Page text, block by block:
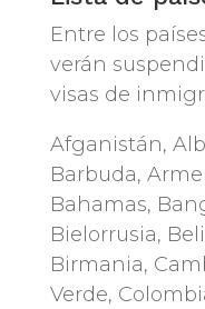
Entre los
verán
visas de
Afganistán,
Barbuda,
Bahamas,
Bielorrusia,
Birmania,
Verde,